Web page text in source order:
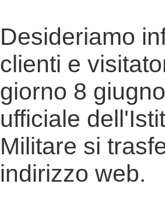
Desideriamo
clienti e
giorno 8
ufficiale
Militare si
indirizzo web.